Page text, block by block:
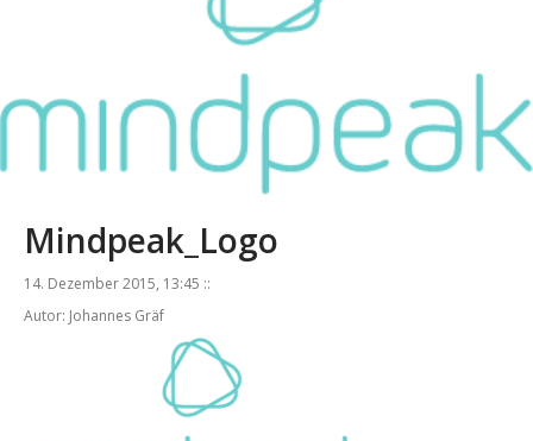
Mindpeak_Logo
14. Dezember 2015, 13:45 ::
Autor: Johannes Gräf